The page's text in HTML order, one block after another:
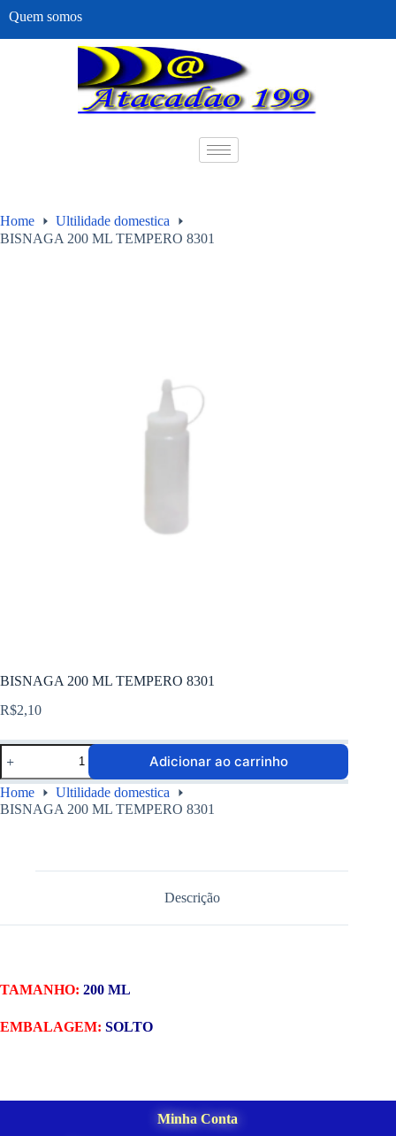
Quem somos
Home
Ultilidade domestica
BISNAGA 200 ML TEMPERO 8301
BISNAGA 200 ML TEMPERO 8301
R$2,10
Adicionar ao carrinho
Home
Ultilidade domestica
BISNAGA 200 ML TEMPERO 8301
Descrição
TAMANHO: 200 ML
EMBALAGEM: SOLTO
Minha Conta